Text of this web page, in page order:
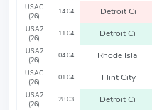
USAC
(26)
14.04 Detroit Ci
USA2
(26)
11.04 Detroit Ci
USA2
(26)
04.04 Rhode Isla
USAC
(26)
01.04 Flint City
USA2
(26)
28.03 Detroit Ci